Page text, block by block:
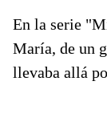
En la serie
María, de un
llevaba allá